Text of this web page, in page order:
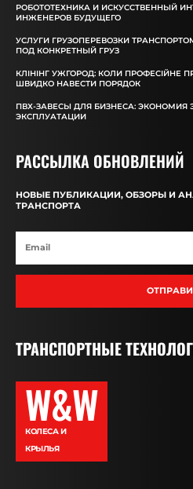
РОБОТОТЕХНИКА И ИСКУССТВЕННЫЙ
ИНЖЕНЕРОВ БУДУЩЕГО
УСЛУГИ ГРУЗОПЕРЕВОЗКИ
ПОД КОНКРЕТНЫЙ ГРУЗ
КЛІНІНГ УЖГОРОД: КОЛИ ПРОФЕСІЙНЕ
ШВИДКО НАВЕСТИ ПОРЯДОК
ПВХ-ЗАВЕСЫ ДЛЯ БИЗНЕСА: ЭКОНОМИЯ
ЭКСПЛУАТАЦИИ
РАССЫЛКА ОБНОВЛЕНИЙ
НОВЫЕ ПУБЛИКАЦИИ, ОБЗОРЫ И
ТРАНСПОРТА
ТРАНСПОРТНЫЕ
W&W
КОЛЕСА И
КРЫЛЬЯ